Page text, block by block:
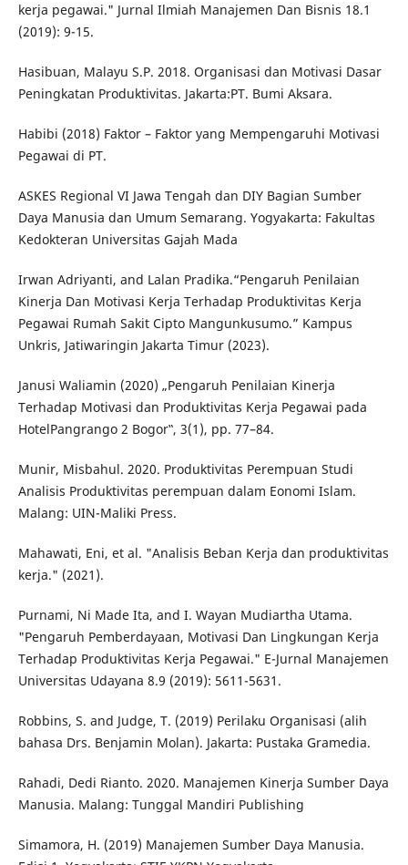
kerja pegawai." Jurnal Ilmiah Manajemen Dan Bisnis 18.1
(2019): 9-15.
Hasibuan, Malayu S.P. 2018. Organisasi dan Motivasi Dasar
Peningkatan Produktivitas. Jakarta:PT. Bumi Aksara.
Habibi (2018) Faktor – Faktor yang Mempengaruhi Motivasi
Pegawai di PT.
ASKES Regional VI Jawa Tengah dan DIY Bagian Sumber
Daya Manusia dan Umum Semarang. Yogyakarta: Fakultas
Kedokteran Universitas Gajah Mada
Irwan Adriyanti, and Lalan Pradika.“Pengaruh Penilaian
Kinerja Dan Motivasi Kerja Terhadap Produktivitas Kerja
Pegawai Rumah Sakit Cipto Mangunkusumo.” Kampus
Unkris, Jatiwaringin Jakarta Timur (2023).
Janusi Waliamin (2020) „Pengaruh Penilaian Kinerja
Terhadap Motivasi dan Produktivitas Kerja Pegawai pada
HotelPangrango 2 Bogor‟, 3(1), pp. 77–84.
Munir, Misbahul. 2020. Produktivitas Perempuan Studi
Analisis Produktivitas perempuan dalam Eonomi Islam.
Malang: UIN-Maliki Press.
Mahawati, Eni, et al. "Analisis Beban Kerja dan produktivitas
kerja." (2021).
Purnami, Ni Made Ita, and I. Wayan Mudiartha Utama.
"Pengaruh Pemberdayaan, Motivasi Dan Lingkungan Kerja
Terhadap Produktivitas Kerja Pegawai." E-Jurnal Manajemen
Universitas Udayana 8.9 (2019): 5611-5631.
Robbins, S. and Judge, T. (2019) Perilaku Organisasi (alih
bahasa Drs. Benjamin Molan). Jakarta: Pustaka Gramedia.
Rahadi, Dedi Rianto. 2020. Manajemen Kinerja Sumber Daya
Manusia. Malang: Tunggal Mandiri Publishing
Simamora, H. (2019) Manajemen Sumber Daya Manusia.